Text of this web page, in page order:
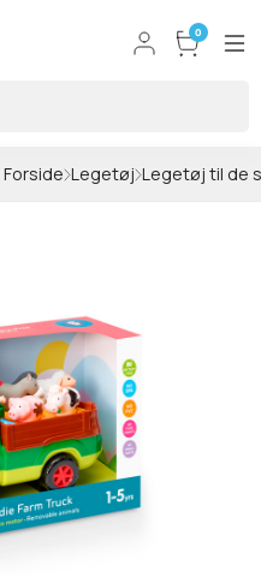
0
Forside Legetøj Legetøj til de